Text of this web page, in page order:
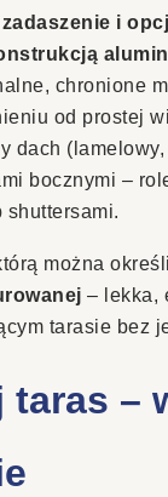
i
chronione
od prostej
dach
bocznymi –
można
– lekka,
tarasie bez
–